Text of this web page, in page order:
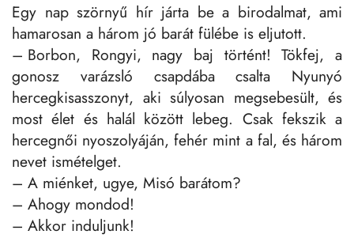
Egy nap szörnyű hír járta be a birodalmat, ami
hamarosan a három jó barát fülébe is eljutott.
– Borbon, Rongyi, nagy baj történt! Tökfej, a
gonosz varázsló csapdába csalta Nyunyó
hercegkisasszonyt, aki súlyosan megsebesült, és
most élet és halál között lebeg. Csak fekszik a
hercegnői nyoszolyáján, fehér mint a fal, és három
nevet ismételget.
– A miénket, ugye, Misó barátom?
– Ahogy mondod!
– Akkor induljunk!